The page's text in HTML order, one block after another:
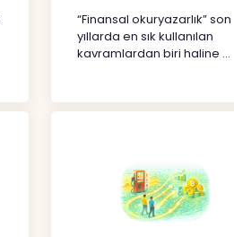
“Finansal okuryazarlık” son
yıllarda en sık kullanılan
kavramlardan biri haline ...